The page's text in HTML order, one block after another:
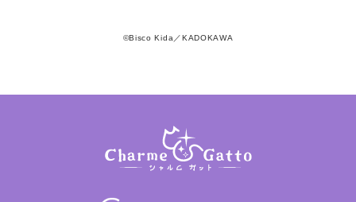
©Bisco Kida／KADOKAWA